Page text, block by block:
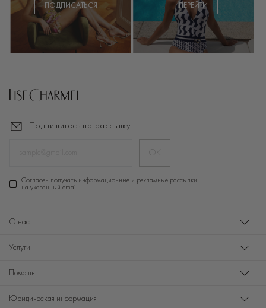
ПОДПИСАТЬСЯ ПЕРЕЙТИ
Подпишитесь на рассылку
Cогласен получать информационные и рекламные рассылки
на указанный email
О нас
Услуги
Помощь
Юридическая информация